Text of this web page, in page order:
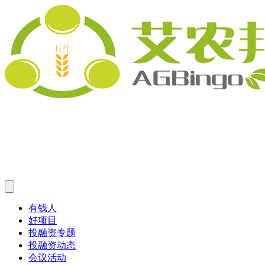
有钱人
好项目
投融资专题
投融资动态
会议活动